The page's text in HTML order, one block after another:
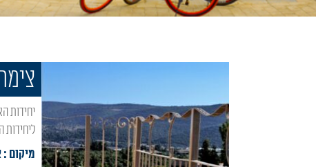
יחידות האירוח והנופש שיר חדש שבאור הגנוז צופות אל הנוף של הר מירון כשברקע הרי הגולן.
מיקום :